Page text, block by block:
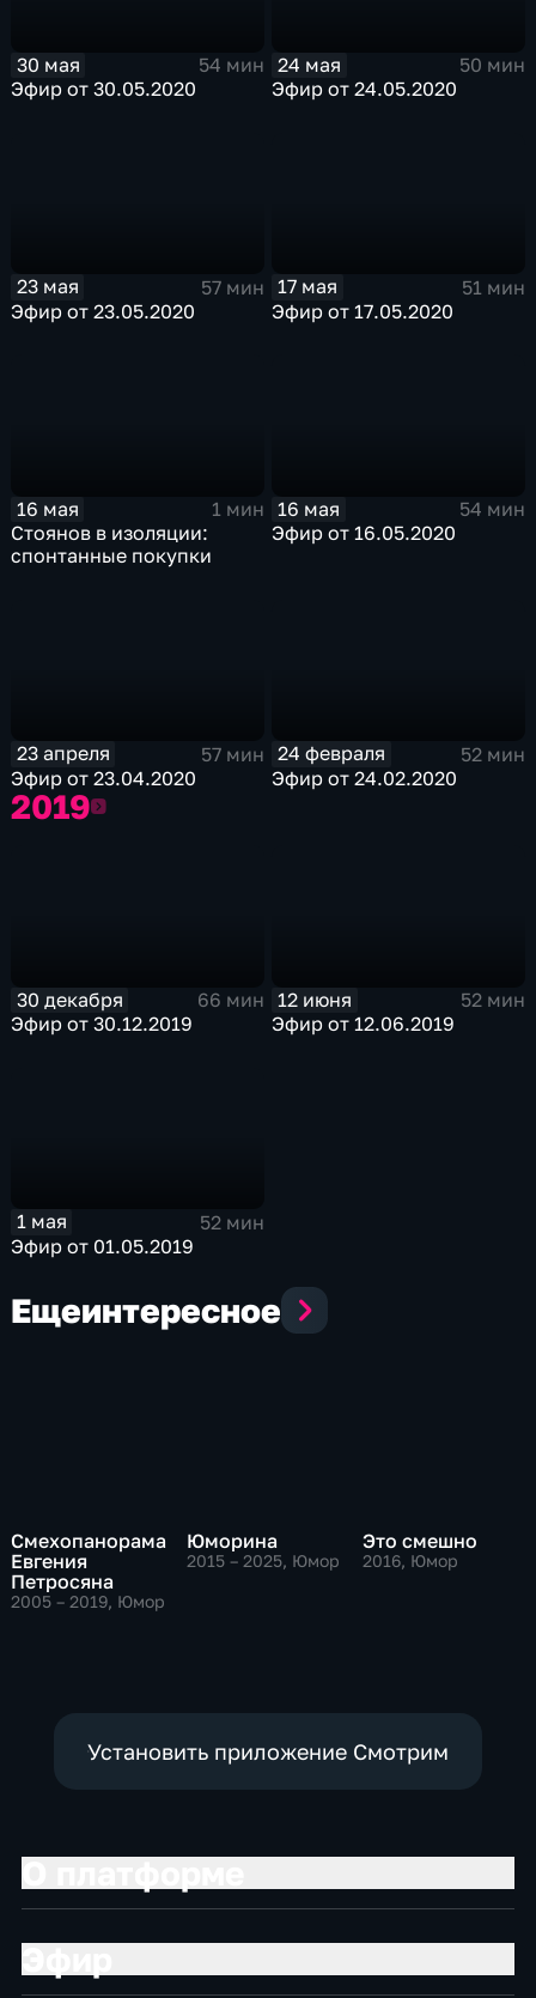
30 мая
54 мин
Эфир от 30.05.2020
24 мая
50 мин
Эфир от 24.05.2020
23 мая
57 мин
Эфир от 23.05.2020
17 мая
51 мин
Эфир от 17.05.2020
16 мая
1 мин
Стоянов в изоляции:
спонтанные покупки
16 мая
54 мин
Эфир от 16.05.2020
23 апреля
57 мин
Эфир от 23.04.2020
24 февраля
52 мин
Эфир от 24.02.2020
20192019
30 декабря
66 мин
Эфир от 30.12.2019
12 июня
52 мин
Эфир от 12.06.2019
1 мая
52 мин
Эфир от 01.05.2019
Ещеинтересное
Смехопанорама
Евгения
Петросяна
2005 – 2019, Юмор
Юморина
2015 – 2025, Юмор
Это смешно
2016, Юмор
Установить приложение Смотрим